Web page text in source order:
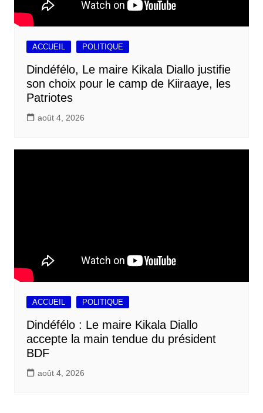
ACCUEIL POLITIQUE
Dindéfélo, Le maire Kikala Diallo justifie
son choix pour le camp de Kiiraaye, les
Patriotes
août 4, 2026
ACCUEIL POLITIQUE
Dindéfélo : Le maire Kikala Diallo
accepte la main tendue du président
BDF
août 4, 2026